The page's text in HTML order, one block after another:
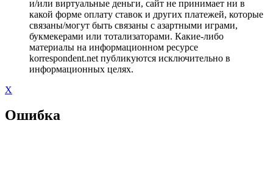
и/или виртуальные деньги, сайт не принимает ни в
какой форме оплату ставок и других платежей, которые
связаны/могут быть связаны с азартными играми,
букмекерами или тотализаторами. Какие-либо
материалы на информационном ресурсе
korrespondent.net публикуются исключительно в
информационных целях.
X
Ошибка